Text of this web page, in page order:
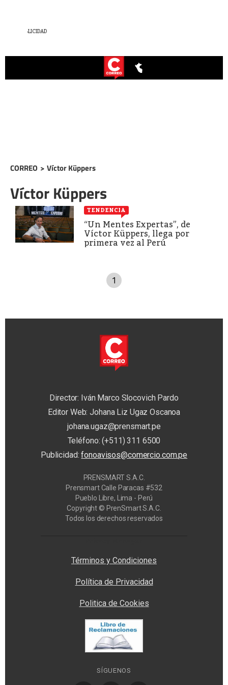
CORREO > Víctor Küppers
Víctor Küppers
TENDENCIA
“Un Mentes Expertas”, de
Víctor Küppers, llega por
primera vez al Perú
1
Director: Iván Marco Slocovich Pardo
Editor Web: Johana Liz Ugaz Oscanoa
johana.ugaz@prensmart.pe
Teléfono: (+511) 311 6500
Publicidad:fonoavisos@comercio.com.pe
PRENSMART S.A.C.
Prensmart Calle Paracas #532
Pueblo Libre, Lima - Perú
Copyright © PrenSmart S.A.C.
Todos los derechos reservados
Términos y Condiciones
Política de Privacidad
Politica de Cookies
SÍGUENOS